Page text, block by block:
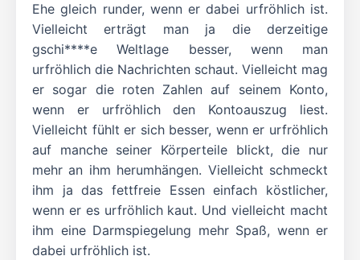
Ehe gleich runder, wenn er dabei urfröhlich ist.
Vielleicht erträgt man ja die derzeitige
gschi****e Weltlage besser, wenn man
urfröhlich die Nachrichten schaut. Vielleicht mag
er sogar die roten Zahlen auf seinem Konto,
wenn er urfröhlich den Kontoauszug liest.
Vielleicht fühlt er sich besser, wenn er urfröhlich
auf manche seiner Körperteile blickt, die nur
mehr an ihm herumhängen. Vielleicht schmeckt
ihm ja das fettfreie Essen einfach köstlicher,
wenn er es urfröhlich kaut. Und vielleicht macht
ihm eine Darmspiegelung mehr Spaß, wenn er
dabei urfröhlich ist.